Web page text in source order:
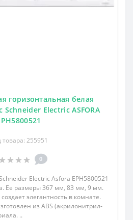
горизонтальная белая
Electric ASFORA
товара: 255951
0
Electric Asfora EPH5800521
Ее размеры 367 мм, 83 мм, 9 мм.
элегантность в комнате.
из ABS (акрилонитрил-
..